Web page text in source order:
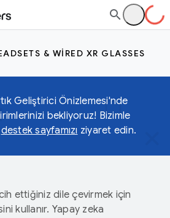
& WIRED XR GLASSES
Geliştirici Önizlemesi'nde
bekliyoruz! Bizimle
destek sayfamızı ziyaret edin.
ettiğiniz dile çevirmek için
kullanır. Yapay zeka